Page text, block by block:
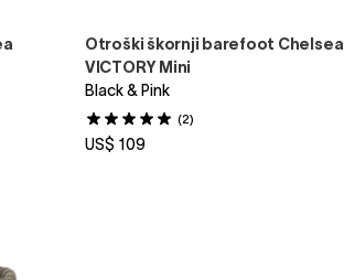
Otroški škornji barefoot Chelsea
VICTORY Mini
Black & Pink
(2)
US$ 109